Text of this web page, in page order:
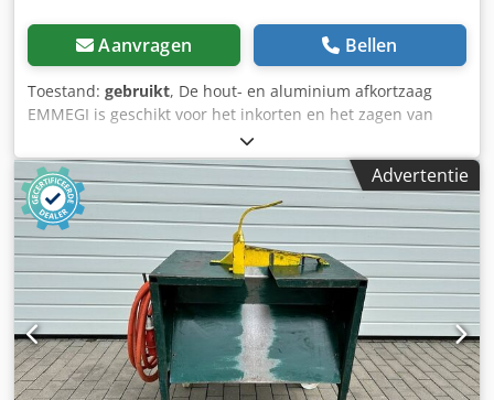
Aanvragen Bellen
Toestand: gebruikt, De hout- en aluminium afkortzaag
EMMEGI is geschikt voor het inkorten en het zagen van
verstek: zwenkbaar. Technische specificaties: - Motor: 0,55
kW / 220 V Codpezryuijfx Ag Eoha - Zaaghoogte: ca. 50 mm
- Zaagdiepte: ca. 80 mm
Advertentie